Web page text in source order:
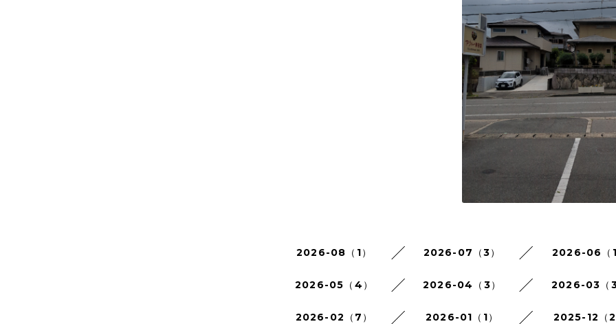
2026-08（1） 2026-07（3） 2026-06（1
2026-05（4） 2026-04（3） 2026-03（3
2026-02（7） 2026-01（1） 2025-12（2